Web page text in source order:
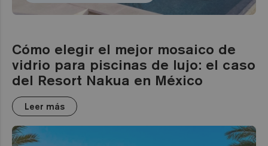
Cómo elegir el mejor mosaico de
vidrio para piscinas de lujo: el caso
del Resort Nakua en México
Leer más